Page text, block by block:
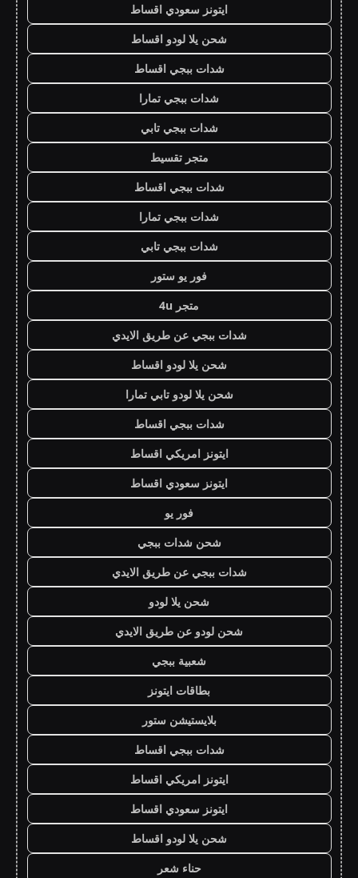
ايتونز سعودي اقساط
شحن يلا لودو اقساط
شدات ببجي اقساط
شدات ببجي تمارا
شدات ببجي تابي
متجر تقسيط
شدات ببجي اقساط
شدات ببجي تمارا
شدات ببجي تابي
فور يو ستور
متجر 4u
شدات ببجي عن طريق الايدي
شحن يلا لودو اقساط
شحن يلا لودو تابي تمارا
شدات ببجي اقساط
ايتونز امريكي اقساط
ايتونز سعودي اقساط
فور يو
شحن شدات ببجي
شدات ببجي عن طريق الايدي
شحن يلا لودو
شحن لودو عن طريق الايدي
شعبية ببجي
بطاقات ايتونز
بلايستيشن ستور
شدات ببجي اقساط
ايتونز امريكي اقساط
ايتونز سعودي اقساط
شحن يلا لودو اقساط
حناء شعر